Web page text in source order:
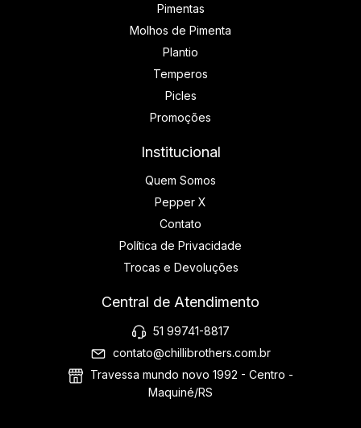
Pimentas
Molhos de Pimenta
Plantio
Temperos
Picles
Promoções
Institucional
Quem Somos
Pepper X
Contato
Política de Privacidade
Trocas e Devoluções
Central de Atendimento
51 99741-8817
contato@chillibrothers.com.br
Travessa mundo novo 1992 - Centro -
Maquiné/RS